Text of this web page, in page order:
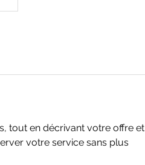
tout en décrivant votre offre et
votre service sans plus